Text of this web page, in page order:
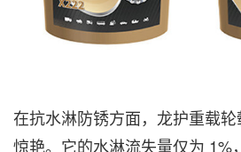
在抗水淋防锈方面，龙护重载
惊艳。它的水淋流失量仅为 1%